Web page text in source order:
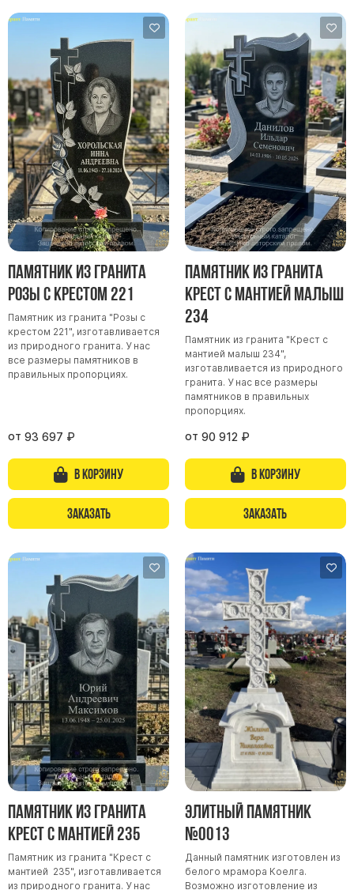
Памятник из гранита
Розы с крестом 221
Памятник из гранита "Розы с
крестом 221", изготавливается
из природного гранита. У нас
все размеры памятников в
правильных пропорциях.
от 93 697 ₽
В корзину
Заказать
Памятник из гранита
Крест с мантией малыш
234
Памятник из гранита "Крест с
мантией малыш 234",
изготавливается из природного
гранита. У нас все размеры
памятников в правильных
пропорциях.
от 90 912 ₽
В корзину
Заказать
Памятник из гранита
Крест с мантией 235
Памятник из гранита "Крест с
мантией 235", изготавливается
из природного гранита. У нас
Элитный памятник
№0013
Данный памятник изготовлен из
белого мрамора Коелга.
Возможно изготовление из